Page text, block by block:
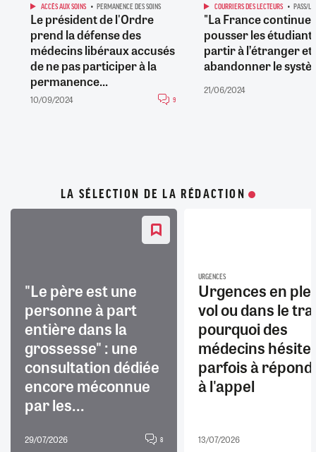
ACCÈS AUX SOINS PERMANENCE DES SOINS
Le président de l'Ordre
prend la défense des
médecins libéraux accusés
de ne pas participer à la
permanence...
10/09/2024 9
COURRIERS DES LECTEURS PASS/
"La France continue
pousser les
partir à l’étranger et
abandonner le
21/06/2024
LA SÉLECTION DE LA RÉDACTION
"Le père est une
personne à part
entière dans la
grossesse" : une
consultation dédiée
encore méconnue
par les...
29/07/2026 8
URGENCES
Urgences en
vol ou dans le
pourquoi des
médecins
parfois à
à l'appel
13/07/2026